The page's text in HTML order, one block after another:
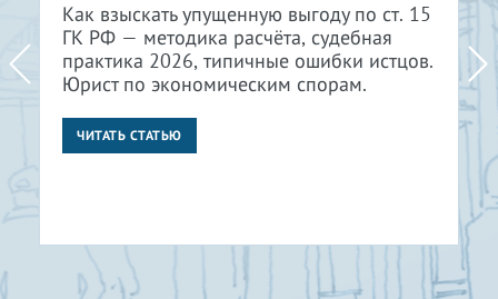
Как взыскать упущенную выгоду по ст. 15
ГК РФ — методика расчёта, судебная
практика 2026, типичные ошибки истцов.
Юрист по экономическим спорам.
ЧИТАТЬ СТАТЬЮ